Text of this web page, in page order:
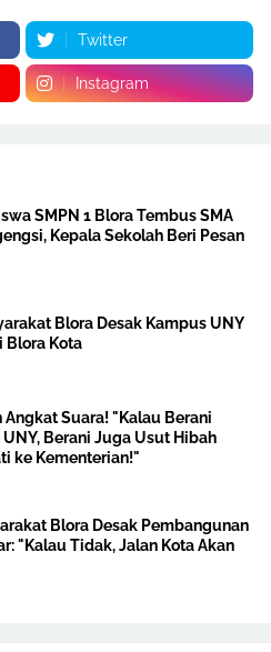
Twitter
Instagram
SMPN 1 Blora Tembus SMA
Kepala Sekolah Beri Pesan
Blora Desak Kampus UNY
Blora Kota
Angkat Suara! "Kalau Berani
Berani Juga Usut Hibah
ke Kementerian!"
Blora Desak Pembangunan
"Kalau Tidak, Jalan Kota Akan